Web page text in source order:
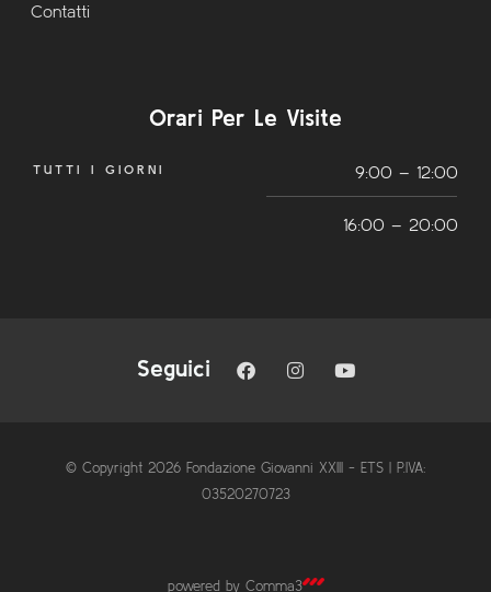
Contatti
Orari Per Le Visite
TUTTI I GIORNI 9:00 – 12:00
16:00 – 20:00
Seguici
© Copyright 2026 Fondazione Giovanni XXIII - ETS | P.IVA:
03520270723
powered by Comma3